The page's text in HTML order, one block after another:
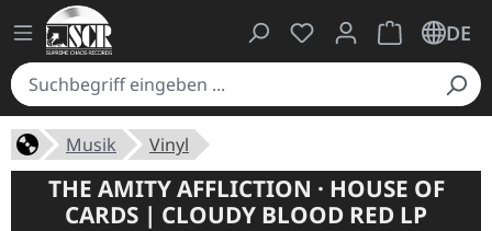
Du hast 0 Produkte
Warenkorb
DE
Musik Vinyl
THE AMITY AFFLICTION · HOUSE OF
CARDS | CLOUDY BLOOD RED LP